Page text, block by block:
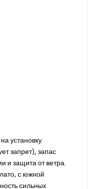
установку
запрет), запас
и защита от ветра.
с южной
сильных